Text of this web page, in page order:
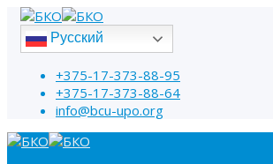
Русский
+375-17-373-88-95
+375-17-373-88-64
info@bcu-upo.org